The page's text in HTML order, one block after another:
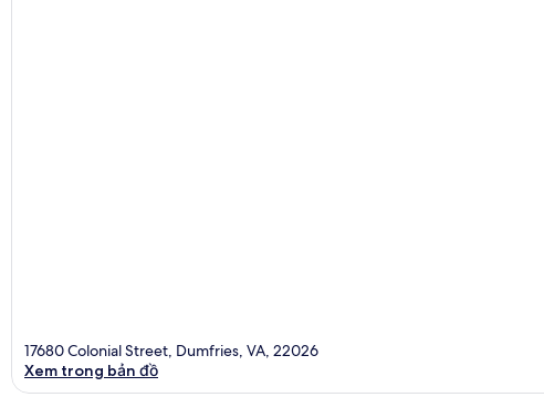
17680 Colonial Street, Dumfries, VA, 22026
Xem trong bản đồ